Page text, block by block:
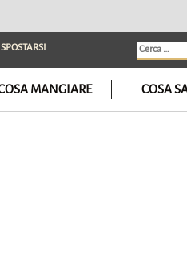
Ricerca
per:
MANGIARE COSA